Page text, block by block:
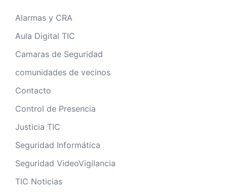
Alarmas y CRA
Aula Digital TIC
Camaras de Seguridad
comunidades de vecinos
Contacto
Control de Presencia
Justicia TIC
Seguridad Informática
Seguridad VideoVigilancia
TIC Noticias